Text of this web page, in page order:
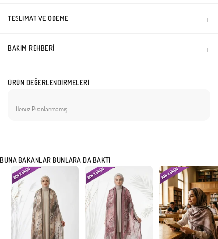
TESLIMAT VE ÖDEME
BAKIM REHBERI
ÜRÜN DEĞERLENDIRMELERI
Henüz Puanlanmamış
BUNA BAKANLAR BUNLARA DA BAKTI